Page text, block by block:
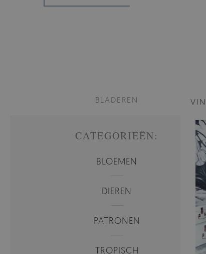
BLADEREN
CATEGORIEËN:
BLOEMEN
DIEREN
PATRONEN
TROPISCH